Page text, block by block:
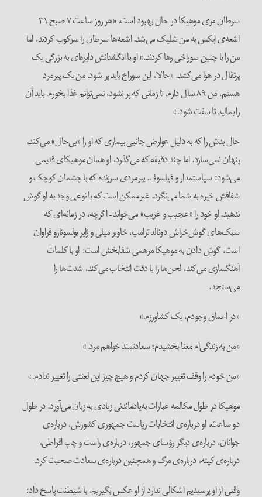
سرطان مری موهیکا در حال بهبود است. «هر روز ساعت ۷ صبح ۳۱
اشعه‌ی ایکس به من شلیک می‌شد. اشعه‌ها سرطان را سرکوب کردند، اما
من را با چنین سوراخی رها کردند.» او با انگشتانش دایره‌ای به بزرگی یک
پرتقال در هوا می‌کشد. «حالا، این سوراخ باید پر شود. من یک پیرمرد
هستم، من ۸۹ سال دارم. تا زمانی که پر نشود، نمی‌توانم غذا بخورم. باید آن
را بمالید تا سفت شود.»
حال بدش را که به دلیل عوارض جانبی بیماری که او را «بی‌حال» می‌کند،
پنهان نمی‌سازد. اما چند دقیقه که می‌گذرد، او همان موهیکای ​​قدیمی
می‌شود: سیاستمدار و فیلسوف. پیرمردی سرزنده که با چشمان کوچک و
شفافش خیره به شما می‌نگرد. غیرممکن است که با نوعی وجد به او گوش
ندهید. او خود را «عجیب و غریب» می‌خواند – اگرچه، در زمانه‌ای که
سبک‌های گوش‌خراش دونالد ترامپ، خاویر میلی و ژایر بولسونارو فراوان
است، گوش دادن به موهیکا مرهمی شفابخش است: او با کلمات
آهنگسازی می‌کند، لحن‌ها را با دقت انتخاب می‌کند، شدت‌ها را
می‌سنجد.
«در اعماق وجودم، یک کشاورزم.»
«من به زندگی‌ام معنا بخشیدم؛ سعادتمند خواهم مرد.»
«من خودم را وقف تغییر جهان کردم و هیچ چیز این لعنتی را تغییر ندادم.»
موهیکا در طول مکالمه عبارات به‌یادماندنی زیادی به زبان می‌آورد. در طول
دو ساعت، او درباره‌ی انتخابات ریاست جمهوری کشورش، درباره‌ی
جوانان، درباره‌ی دیگر رؤسای جمهور، درباره‌ی راست و چپ افراطی،
درباره‌ی کینه، درباره‌ی مرگ و همچنین درباره‌ی سعادت صحبت کرد.
وقتی از او پرسیدیم اشکالی ندارد از او عکس بگیریم، با شیطنت پاسخ داد: